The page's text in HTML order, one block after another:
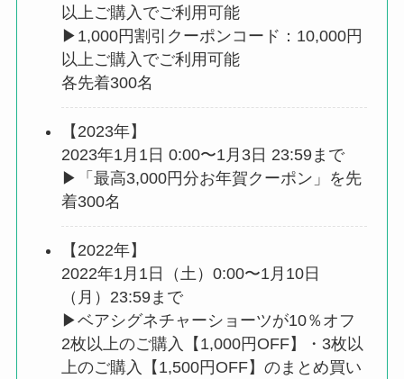
以上ご購入でご利用可能
▶︎1,000円割引クーポンコード：10,000円
以上ご購入でご利用可能
各先着300名
【2023年】
2023年1月1日 0:00〜1月3日 23:59まで
▶︎「最高3,000円分お年賀クーポン」を先
着300名
【2022年】
2022年1月1日（土）0:00〜1月10日
（月）23:59まで
▶︎ベアシグネチャーショーツが10％オフ
2枚以上のご購入【1,000円OFF】・3枚以
上のご購入【1,500円OFF】のまとめ買い